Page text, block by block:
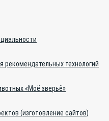
рекомендательных технологий
«Моё зверьё»
(изготовление сайтов)